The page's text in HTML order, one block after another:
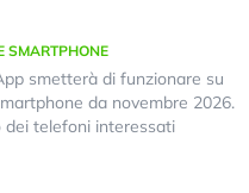
SMARTPHONE
smetterà di funzionare su
da novembre 2026.
dei telefoni interessati